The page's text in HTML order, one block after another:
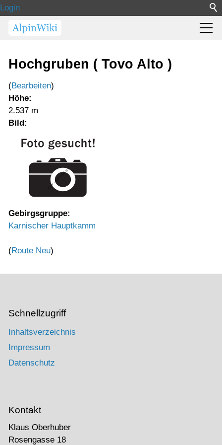
Login
Hochgruben ( Tovo Alto )
(Bearbeiten)
Höhe:
2.537 m
Bild:
Gebirgsgruppe:
Karnischer Hauptkamm
(Route Neu)
Schnellzugriff
Inhaltsverzeichnis
Impressum
Datenschutz
Kontakt
Klaus Oberhuber
Rosengasse 18